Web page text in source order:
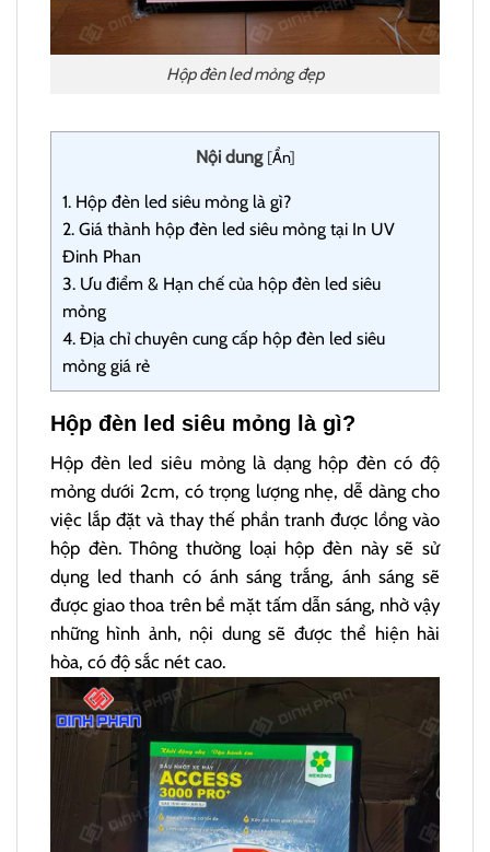
Hộp đèn led mỏng đẹp
Nội dung [Ẩn]
1. Hộp đèn led siêu mỏng là gì?
2. Giá thành hộp đèn led siêu mỏng tại In UV
Đinh Phan
3. Ưu điểm & Hạn chế của hộp đèn led siêu
mỏng
4. Địa chỉ chuyên cung cấp hộp đèn led siêu
mỏng giá rẻ
Hộp đèn led siêu mỏng là gì?
Hộp đèn led siêu mỏng là dạng hộp đèn có độ
mỏng dưới 2cm, có trọng lượng nhẹ, dễ dàng cho
việc lắp đặt và thay thế phần tranh được lồng vào
hộp đèn. Thông thường loại hộp đèn này sẽ sử
dụng led thanh có ánh sáng trắng, ánh sáng sẽ
được giao thoa trên bề mặt tấm dẫn sáng, nhờ vậy
những hình ảnh, nội dung sẽ được thể hiện hài
hòa, có độ sắc nét cao.